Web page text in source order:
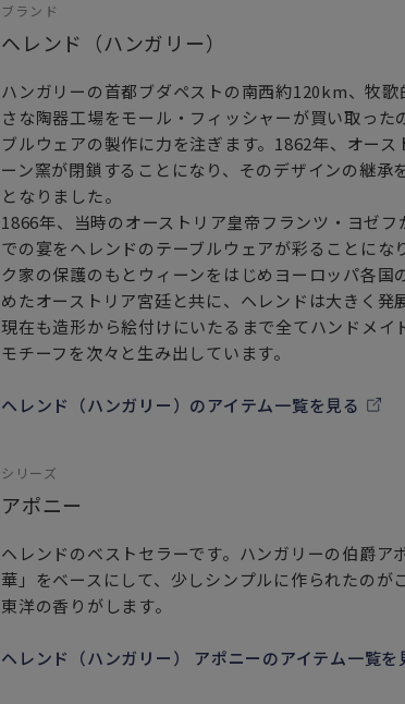
ブランド
ヘレンド（ハンガリー）
ハンガリーの首都ブダペストの南西約120km、牧
さな陶器工場をモール・フィッシャーが買い取っ
ブルウェアの製作に力を注ぎます。1862年、オー
ーン窯が閉鎖することになり、そのデザインの継
となりました。
1866年、当時のオーストリア皇帝フランツ・ヨゼ
での宴をヘレンドのテーブルウェアが彩ることに
ク家の保護のもとウィーンをはじめヨーロッパ各
めたオーストリア宮廷と共に、ヘレンドは大きく発
現在も造形から絵付けにいたるまで全てハンドメ
モチーフを次々と生み出しています。
ヘレンド（ハンガリー）のアイテム一覧を見る
シリーズ
アポニー
ヘレンドのベストセラーです。ハンガリーの伯爵
華」をベースにして、少しシンプルに作られたのが
東洋の香りがします。
ヘレンド（ハンガリー） アポニーのアイテム一覧を